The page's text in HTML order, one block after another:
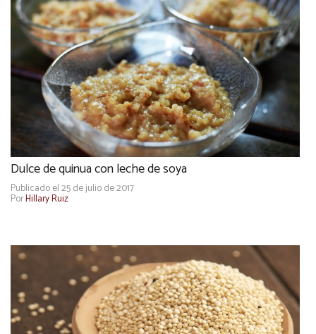
Dulce de quinua con leche de soya
Publicado el 25 de julio de 2017
PorHillary Ruiz